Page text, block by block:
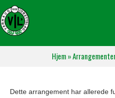
Hjem»
Dette arrangement har allerede